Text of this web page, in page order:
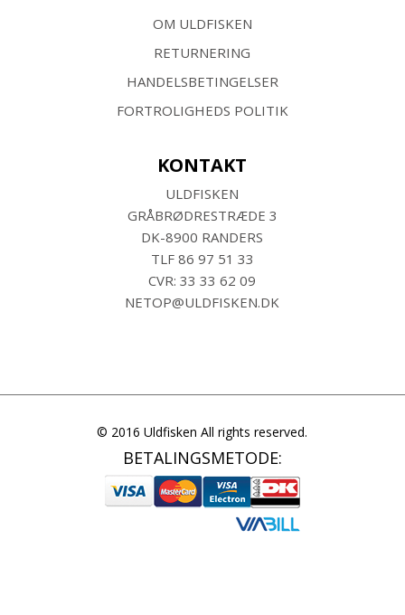
OM ULDFISKEN
RETURNERING
HANDELSBETINGELSER
FORTROLIGHEDS POLITIK
KONTAKT
ULDFISKEN
GRÅBRØDRESTRÆDE 3
DK-8900 RANDERS
TLF 86 97 51 33
CVR: 33 33 62 09
NETOP@ULDFISKEN.DK
© 2016 Uldfisken All rights reserved.
BETALINGSMETODE: